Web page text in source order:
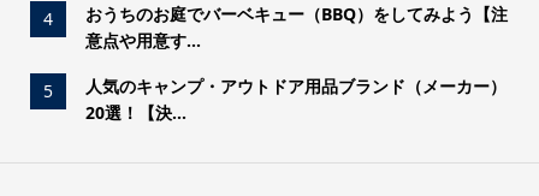
4
おうちのお庭でバーベキュー（BBQ）をしてみよう【注
意点や用意す...
5
人気のキャンプ・アウトドア用品ブランド（メーカー）
20選！【決...